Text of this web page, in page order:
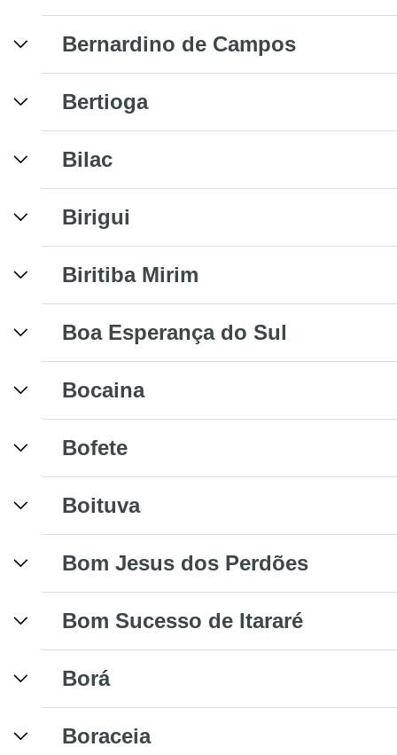
Bernardino de Campos
Bertioga
Bilac
Birigui
Biritiba Mirim
Boa Esperança do Sul
Bocaina
Bofete
Boituva
Bom Jesus dos Perdões
Bom Sucesso de Itararé
Borá
Boraceia